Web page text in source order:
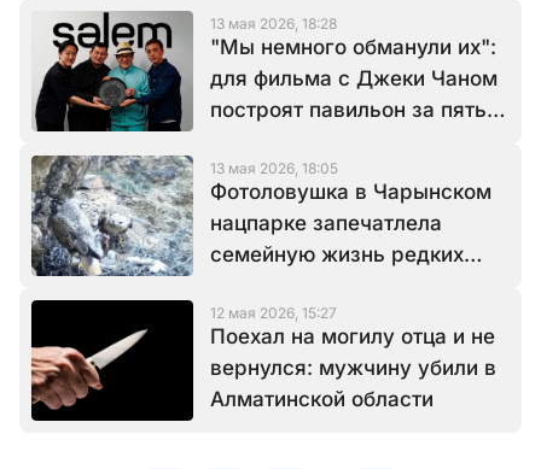
13 мая 2026, 18:28
"Мы немного обманули их":
для фильма с Джеки Чаном
построят павильон за пять
13 мая 2026, 18:05
Фотоловушка в Чарынском
нацпарке запечатлела
семейную жизнь редких
12 мая 2026, 15:27
Поехал на могилу отца и не
вернулся: мужчину убили в
Алматинской области